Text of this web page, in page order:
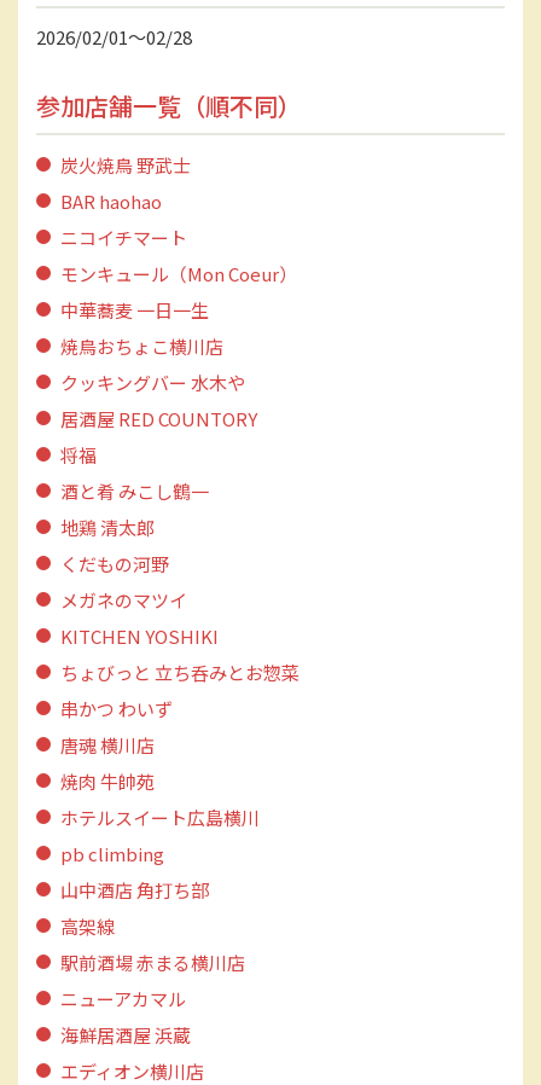
2026/02/01〜02/28
参加店舗一覧（順不同）
炭火焼鳥 野武士
BAR haohao
ニコイチマート
モンキュール（Mon Coeur）
中華蕎麦 一日一生
焼鳥おちょこ横川店
クッキングバー 水木や
居酒屋 RED COUNTORY
将福
酒と肴 みこし鶴一
地鶏 清太郎
くだもの河野
メガネのマツイ
KITCHEN YOSHIKI
ちょびっと 立ち呑みとお惣菜
串かつ わいず
唐魂 横川店
焼肉 牛帥苑
ホテルスイート広島横川
pb climbing
山中酒店 角打ち部
高架線
駅前酒場 赤まる横川店
ニューアカマル
海鮮居酒屋 浜蔵
エディオン横川店